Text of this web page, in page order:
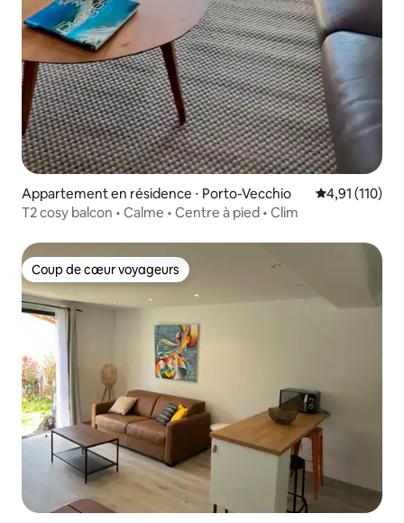
Appartement en résidence ⋅ Porto-Vecchio Évaluation
4,91 (110)
T2 cosy balcon • Calme • Centre à pied • Clim
Coup de cœur voyageurs
Coup de cœur voyageurs